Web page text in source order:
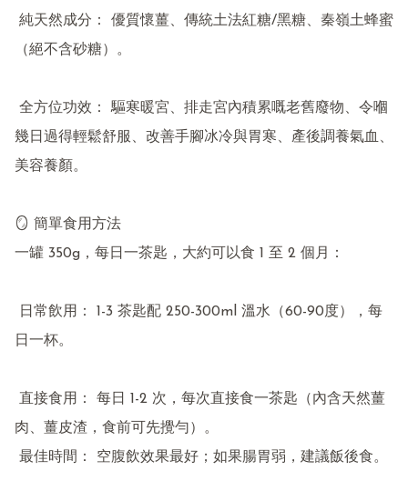
（絕不含砂糖）。
幾日過得輕鬆舒服、改善手腳冰冷與胃寒、產後調養氣血、
美容養顏。
🪞 簡單食用方法
一罐 350g，每日一茶匙，大約可以食 1 至 2 個月：
日一杯。
肉、薑皮渣，食前可先攪勻）。